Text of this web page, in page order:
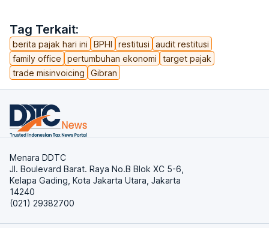
Tag Terkait:
berita pajak hari ini BPHI restitusi
audit restitusi
family office
pertumbuhan ekonomi
target pajak
trade misinvoicing
Gibran
Menara DDTC
Jl. Boulevard Barat. Raya No.B Blok XC 5-6,
Kelapa Gading, Kota Jakarta Utara, Jakarta
14240
(021) 29382700